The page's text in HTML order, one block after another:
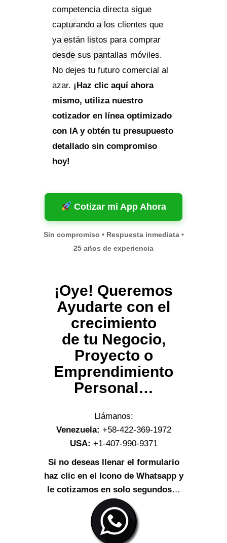
competencia directa sigue
capturando a los clientes que
ya están listos para comprar
desde sus pantallas móviles.
No dejes tu futuro comercial al
azar. ¡Haz clic aquí ahora
mismo, utiliza nuestro
cotizador en línea optimizado
con IA y obtén tu presupuesto
detallado sin compromiso
hoy!
Cotizar mi App Ahora
Sin compromiso • Respuesta inmediata •
25 años de experiencia
¡Oye! Queremos
Ayudarte con el
crecimiento
de tu Negocio,
Proyecto o
Emprendimiento
Personal…
Llámanos:
Venezuela: +58-422-369-1972
USA: +1-407-990-9371
Si no deseas llenar el formulario
haz clic en el Icono de Whatsapp y
le cotizamos en solo segundos…